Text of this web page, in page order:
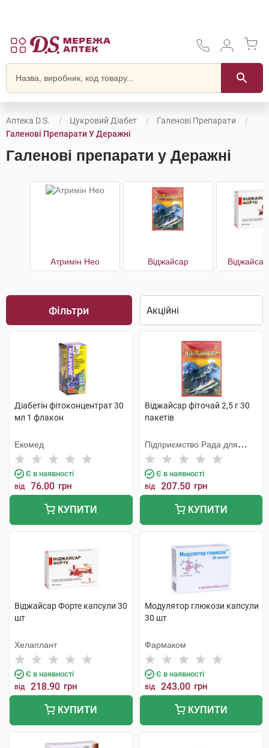
Аптека D.S. Цукровий Діабет
Галенові Препарати
Галенові Препарати У Деражні
Галенові препарати у Деражні
Атримін Нео Віджайсар
Фільтри
Діабетін фітоконцентрат 30
мл 1 флакон
Екомед
Є в наявності
від 76.00 грн
КУПИТИ
Віджайсар фіточай 2,5 г 30
пакетів
Підприємство Рада для
Хелаплант
Є в наявності
від 207.50 грн
КУПИТИ
Віджайсар Форте капсули 30
шт
Хелаплант
Є в наявності
від 218.90 грн
КУПИТИ
Модулятор глюкози капсули
30 шт
Фармаком
Є в наявності
від 243.00 грн
КУПИТИ